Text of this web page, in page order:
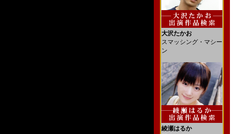
大沢たかお
スマッシング・マシー
ン
綾瀬はるか